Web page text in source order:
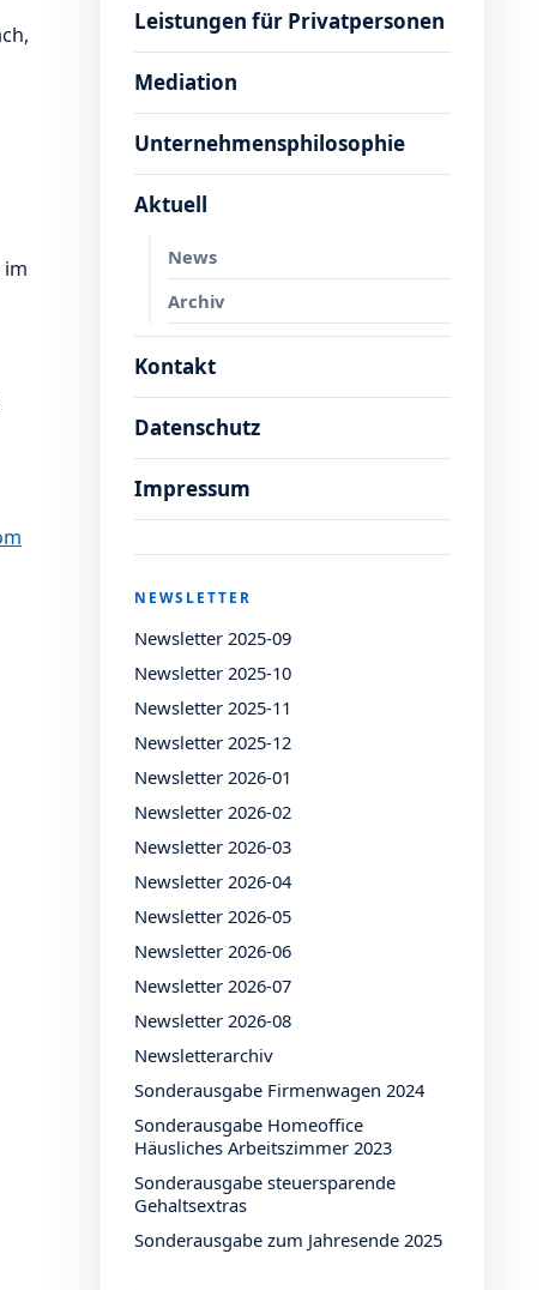
im
Leistungen für Privatpersonen
Mediation
Unternehmensphilosophie
Aktuell
News
Archiv
Kontakt
Datenschutz
Impressum
NEWSLETTER
Newsletter 2025-09
Newsletter 2025-10
Newsletter 2025-11
Newsletter 2025-12
Newsletter 2026-01
Newsletter 2026-02
Newsletter 2026-03
Newsletter 2026-04
Newsletter 2026-05
Newsletter 2026-06
Newsletter 2026-07
Newsletter 2026-08
Newsletterarchiv
Sonderausgabe Firmenwagen 2024
Sonderausgabe Homeoffice
Häusliches Arbeitszimmer 2023
Sonderausgabe steuersparende
Gehaltsextras
Sonderausgabe zum Jahresende 2025